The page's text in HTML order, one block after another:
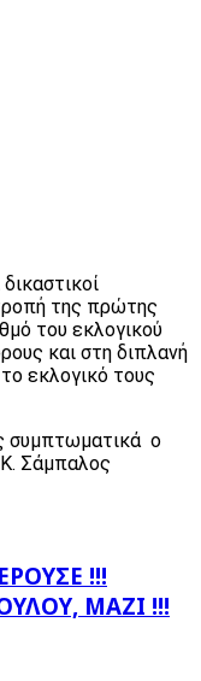
της πρώτης
του εκλογικού
και στη διπλανή
εκλογικό τους
συμπτωματικά ο
Σάμπαλος
!!!
ΜΑΖΙ !!!